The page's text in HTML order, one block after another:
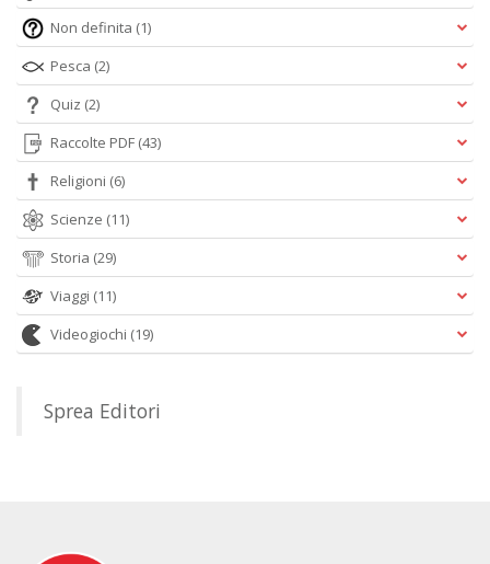
Non definita (1)
Pesca (2)
Quiz (2)
Raccolte PDF (43)
Religioni (6)
Scienze (11)
Storia (29)
Viaggi (11)
Videogiochi (19)
Sprea Editori